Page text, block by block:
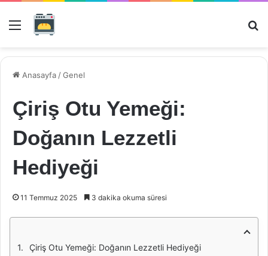
Menü
Anasayfa /Genel
Çiriş Otu Yemeği:
Doğanın Lezzetli
Hediyeği
11 Temmuz 2025 3 dakika okuma süresi
Çiriş Otu Yemeği: Doğanın Lezzetli Hediyeği